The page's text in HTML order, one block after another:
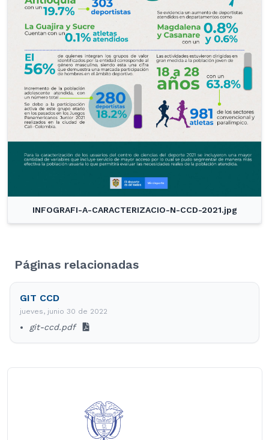
INFOGRAFI-A-CARACTERIZACIO-N-CCD-2021.jpg
Páginas relacionadas
GIT CCD
jueves, junio 30 de 2022
git-ccd.pdf